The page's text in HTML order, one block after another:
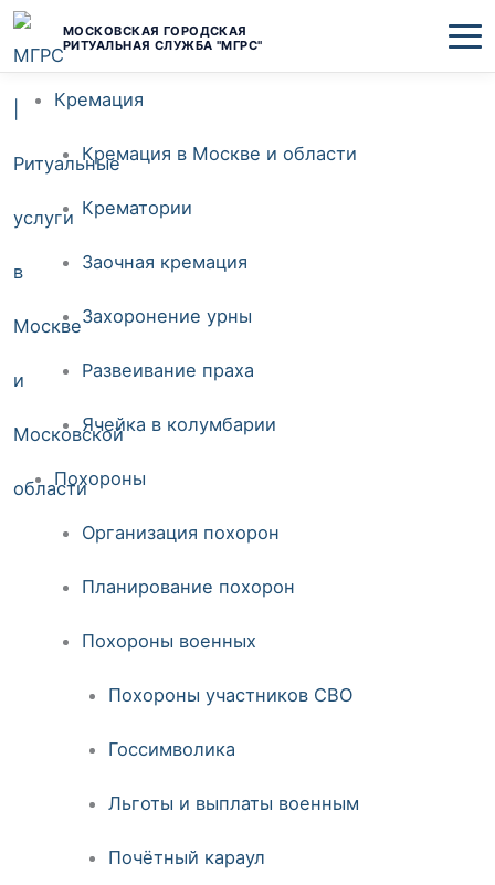
Перейти
к
МОСКОВСКАЯ ГОРОДСКАЯ
РИТУАЛЬНАЯ СЛУЖБА "МГРС"
Кремация
Кремация в Москве и области
Крематории
Заочная кремация
Захоронение урны
Развеивание праха
Ячейка в колумбарии
Похороны
Организация похорон
Планирование похорон
Похороны военных
Похороны участников СВО
Госсимволика
Льготы и выплаты военным
Почётный караул